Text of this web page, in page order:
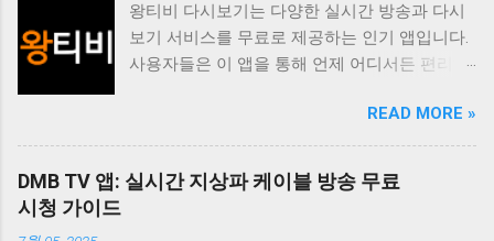
원하는 콘텐츠를 쉽게 찾고 시청할 수 있도록 다
양한 기능을 제공합니다. 실시간 TV 시청 기능
은 사용자가 현재 방송 중인 채널을 바로 시청할
그램을 언제든지 다시 볼 수 있도록 제공합니다.
또한 즐겨찾기 기능을 통해 자주 시청하는 채널
이나 프로그램을 쉽게 접근할 수 있도록 돕고 검
왕티비 다시보기는 다양한 실시간 방송과 다시
보기 서비스를 무료로 제공하는 인기 앱입니다.
사용자들은 이 앱을 통해 언제 어디서든 편리하
드라마 예능 스포츠 뉴스 등 다양한 장르의 콘텐
츠를 제공하여 사용자들의 폭넓은 취향을 만족
시키고 있습니다. 이 앱의 가장 큰 장점은 무료
라는 점입니다. 별도의 회원가입이나 결제 없이
READ MORE »
DMB TV 앱: 실시간 지상파 케이블 방송 무료
시청 가이드